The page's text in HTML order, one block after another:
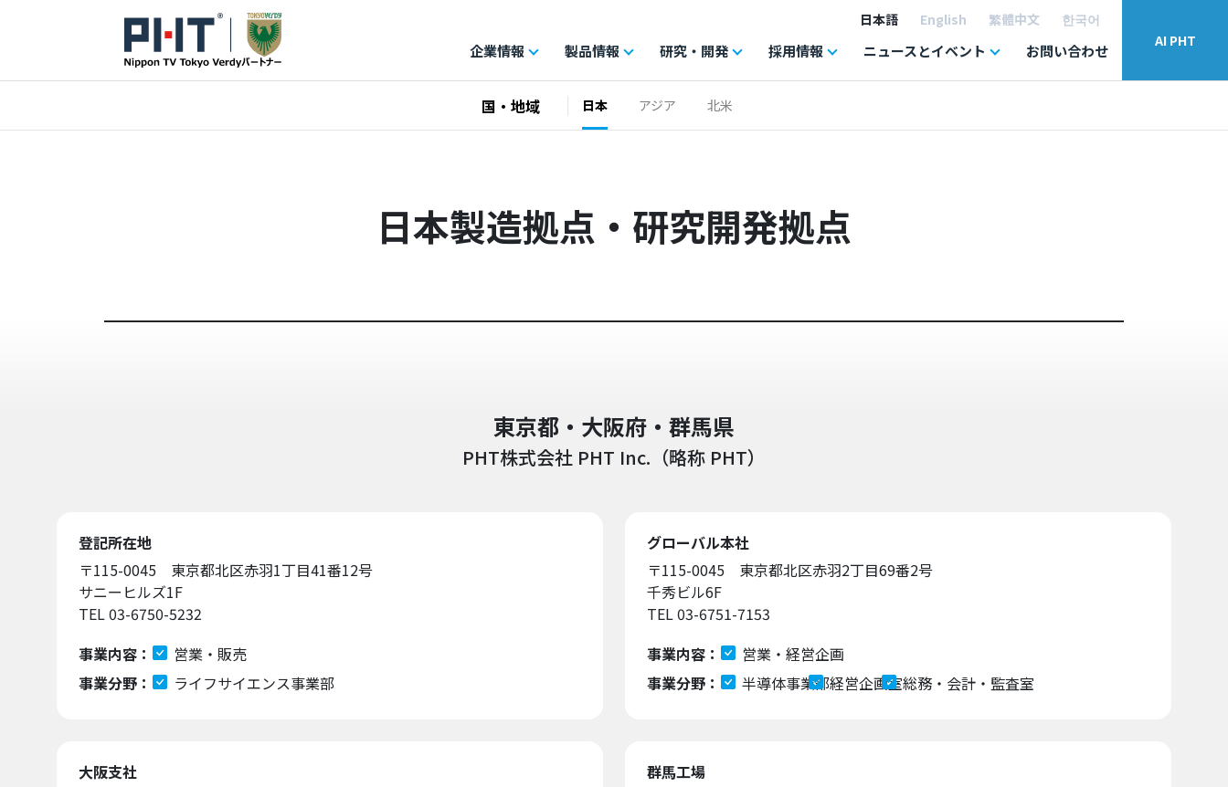
日本語 English 繁體中文 한국어
企業情報 製品情報 研究・開発 採用情報 ニュースとイベント お問い合わせ
AI PHT
国・地域 日本 アジア 北米
日本製造拠点・研究開発拠点
東京都・大阪府・群馬県
PHT株式会社 PHT Inc.（略称 PHT）
登記所在地
〒115-0045 東京都北区赤羽1丁目41番12号
サニーヒルズ1F
TEL 03-6750-5232
事業内容：
営業・販売
事業分野：
ライフサイエンス事業部
グローバル本社
〒115-0045 東京都北区赤羽2丁目69番2号
千秀ビル6F
TEL 03-6751-7153
事業内容：
営業・経営企画
事業分野：
半導体事業部経営企画室総務・会計・監査室
大阪支社
群馬工場